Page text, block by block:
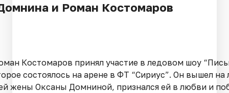
и Роман Костомаров
Костомаров принял участие в ледовом шоу
состоялось на арене в ФТ “Сириус”. Он вышел на
жены Оксаны Домниной, признался ей в любви и